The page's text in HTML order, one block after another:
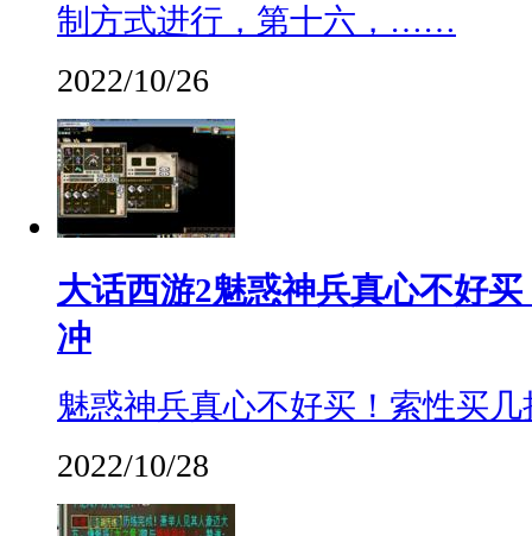
制方式进行，第十六，……
2022/10/26
大话西游2魅惑神兵真心不好
冲
魅惑神兵真心不好买！索性买
2022/10/28